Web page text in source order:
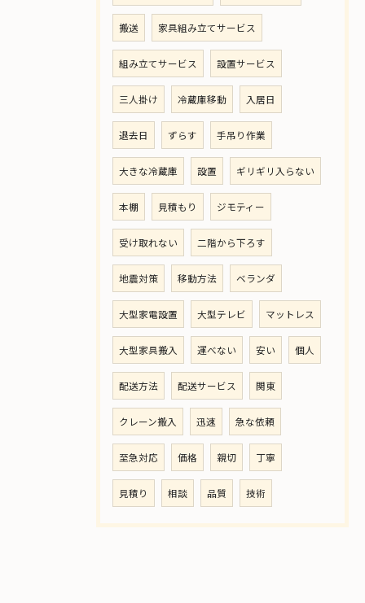
搬送 家具組み立てサービス
組み立てサービス 設置サービス
三人掛け 冷蔵庫移動 入居日
退去日 ずらす 手吊り作業
大きな冷蔵庫 設置 ギリギリ入らない
本棚 見積もり ジモティー
受け取れない 二階から下ろす
地震対策 移動方法 ベランダ
大型家電設置 大型テレビ マットレス
大型家具搬入 運べない 安い 個人
配送方法 配送サービス 関東
クレーン搬入 迅速 急な依頼
至急対応 価格 親切 丁寧
見積り 相談 品質 技術